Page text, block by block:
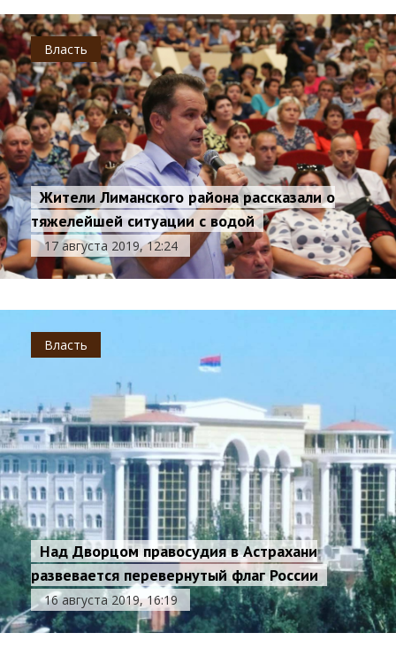
Власть
Жители Лиманского района рассказали о
тяжелейшей ситуации с водой
17 августа 2019, 12:24
Власть
Над Дворцом правосудия в Астрахани
развевается перевернутый флаг России
16 августа 2019, 16:19